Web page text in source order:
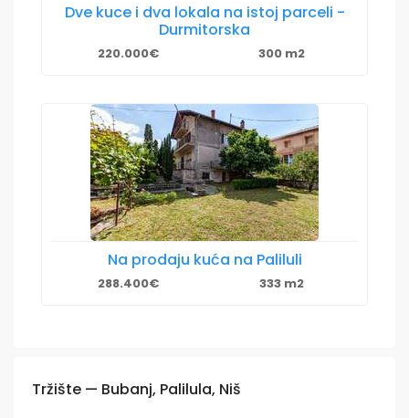
Dve kuce i dva lokala na istoj parceli -
Durmitorska
220.000€ 300 m2
Na prodaju kuća na Paliluli
288.400€ 333 m2
Tržište — Bubanj, Palilula, Niš